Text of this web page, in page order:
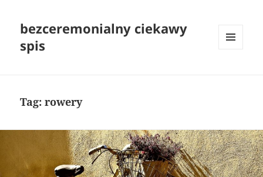
bezceremonialny ciekawy
spis
Tag:rowery